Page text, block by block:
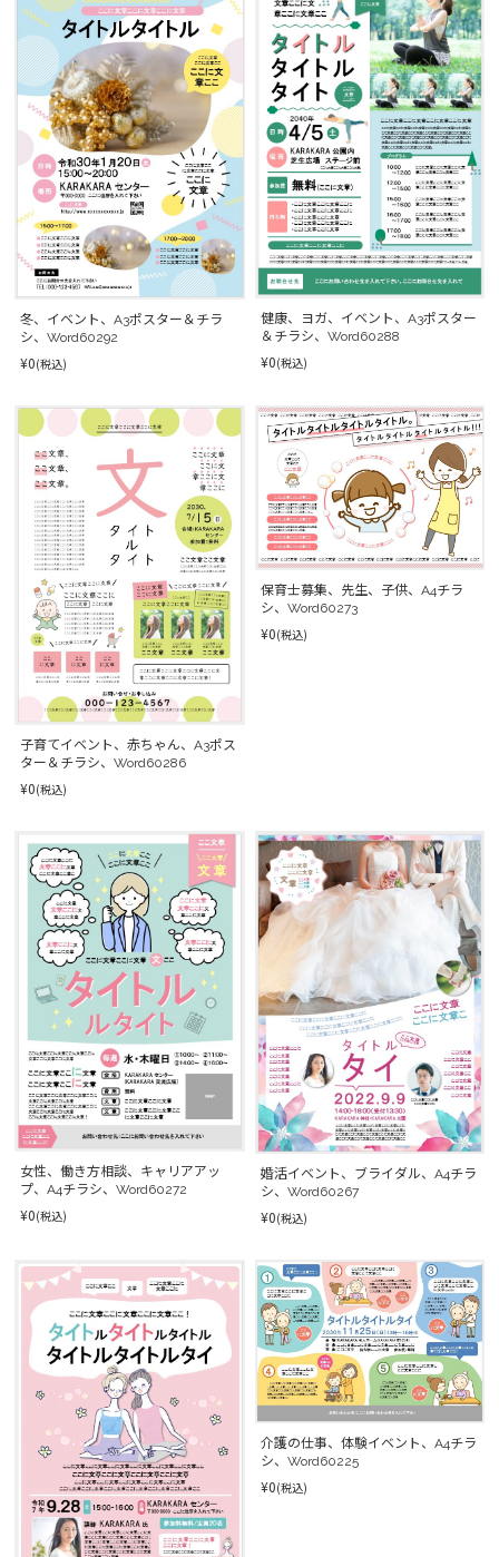
冬、イベント、A3ポスター＆チラ
シ、Word60292
¥0(税込)
健康、ヨガ、イベント、A3ポスター
＆チラシ、Word60288
¥0(税込)
子育てイベント、赤ちゃん、A3ポス
ター＆チラシ、Word60286
¥0(税込)
保育士募集、先生、子供、A4チラ
シ、Word60273
¥0(税込)
女性、働き方相談、キャリアアッ
プ、A4チラシ、Word60272
¥0(税込)
婚活イベント、ブライダル、A4チラ
シ、Word60267
¥0(税込)
介護の仕事、体験イベント、A4チラ
シ、Word60225
¥0(税込)